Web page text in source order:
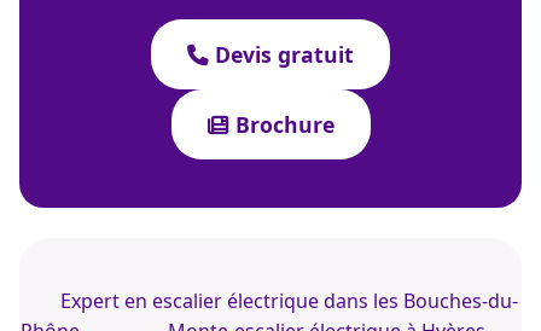
Devis gratuit
Brochure
Expert en escalier électrique dans les Bouches-du-